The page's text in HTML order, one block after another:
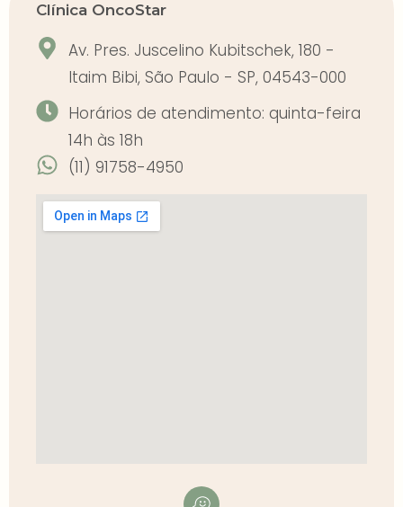
Clínica OncoStar
Av. Pres. Juscelino Kubitschek, 180 -
Itaim Bibi, São Paulo - SP, 04543-000
Horários de atendimento: quinta-feira
14h às 18h
(11) 91758-4950